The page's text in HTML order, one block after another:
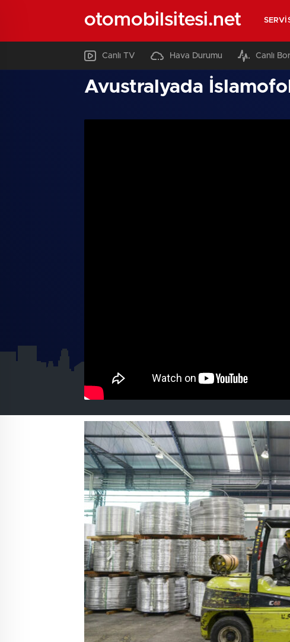
otomobilsitesi.net
Canlı TV Hava Durumu Canlı
Avustralyada